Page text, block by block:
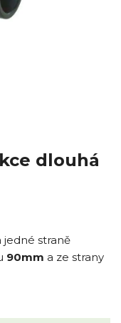
dlouhá
straně
90mm a ze strany